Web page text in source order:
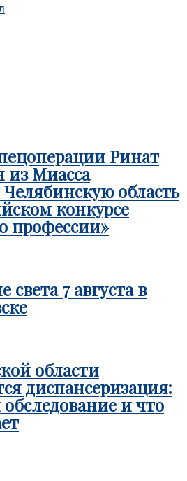
Ринат
из Миасса
область
конкурсе
профессии»
7 августа в
области
диспансеризация:
и что